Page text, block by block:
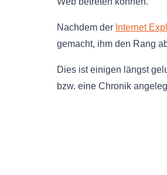
Nachdem der Internet
gemacht, ihm den Rang
Dies ist einigen längst
bzw. eine Chronik